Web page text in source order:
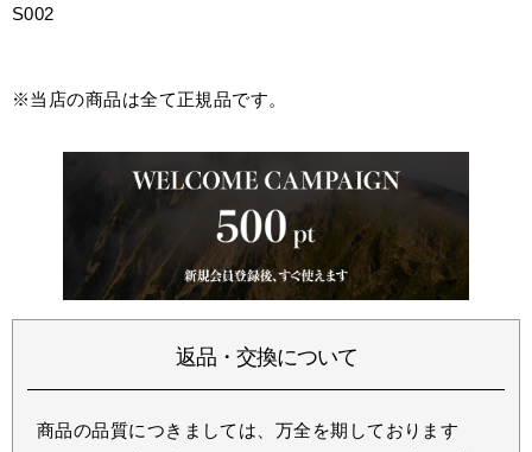
S002
※当店の商品は全て正規品です。
返品・交換について
商品の品質につきましては、万全を期しております